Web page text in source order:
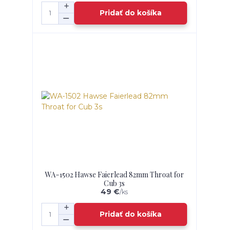
Pridať do košíka
WA-1502 Hawse Faierlead 82mm Throat for
Cub 3s
49 €/ks
Pridať do košíka